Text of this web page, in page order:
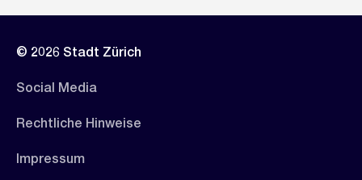
© 2026 Stadt Zürich
Social Media
Rechtliche Hinweise
Impressum